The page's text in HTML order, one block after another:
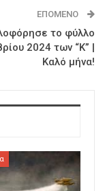
ΕΠΌΜΕΝΟ
το φύλλο
2024 των “Κ” |
Καλό μήνα!